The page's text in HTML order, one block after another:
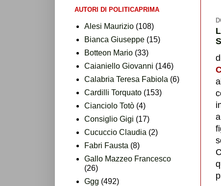
AUTORI DI POLITICAPRIMA
Alesi Maurizio (108)
Bianca Giuseppe (15)
Botteon Mario (33)
Caianiello Giovanni (146)
Calabria Teresa Fabiola (6)
Cardilli Torquato (153)
Cianciolo Totò (4)
Consiglio Gigi (17)
Cucuccio Claudia (2)
Fabri Fausta (8)
Gallo Mazzeo Francesco
(26)
Ggg (492)